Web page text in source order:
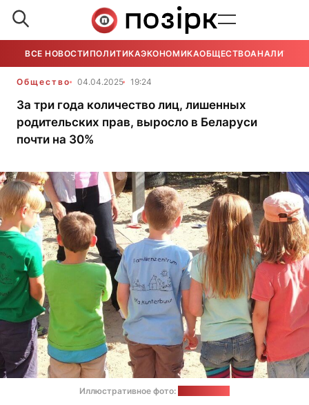
ВСЕ НОВОСТИ ПОЛИТИКАЭКОНОМИКАОБЩЕСТВОАНАЛИТИКА
Общество 04.04.2025 19:24
За три года количество лиц, лишенных
родительских прав, выросло в Беларуси
почти на 30%
Иллюстративное фото: